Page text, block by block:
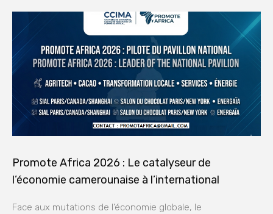
Promote Africa 2026 : Le catalyseur de
l’économie camerounaise à l’international
Face aux mutations de l’économie globale, le